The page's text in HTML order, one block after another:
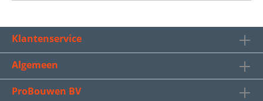
Klantenservice
Algemeen
ProBouwen BV